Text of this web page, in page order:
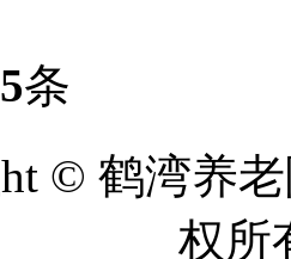
条
© 鹤湾养老
权所